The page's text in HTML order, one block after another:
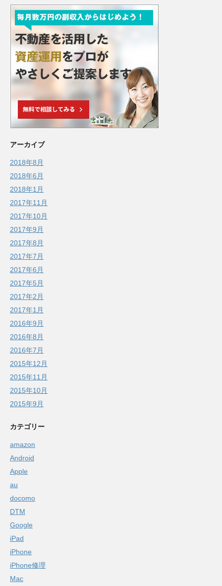
アーカイブ
2018年8月
2018年6月
2018年1月
2017年11月
2017年10月
2017年9月
2017年8月
2017年7月
2017年6月
2017年5月
2017年2月
2017年1月
2016年9月
2016年8月
2016年7月
2015年12月
2015年11月
2015年10月
2015年9月
カテゴリー
amazon
Android
Apple
au
docomo
DTM
Google
iPad
iPhone
iPhone修理
Mac